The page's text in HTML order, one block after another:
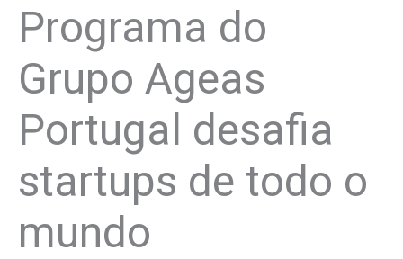
Programa do
Grupo Ageas
Portugal desafia
startups de todo o
mundo